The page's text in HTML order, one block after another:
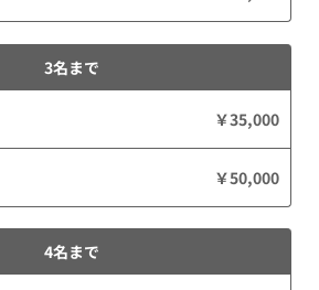
3名まで
￥35,000
￥50,000
4名まで